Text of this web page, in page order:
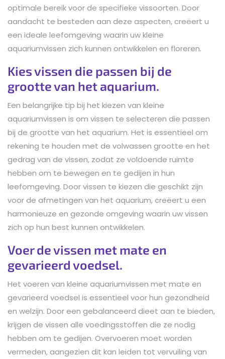
optimale bereik voor de specifieke vissoorten. Door
aandacht te besteden aan deze aspecten, creëert u
een ideale leefomgeving waarin uw kleine
aquariumvissen zich kunnen ontwikkelen en floreren.
Kies vissen die passen bij de
grootte van het aquarium.
Een belangrijke tip bij het kiezen van kleine
aquariumvissen is om vissen te selecteren die passen
bij de grootte van het aquarium. Het is essentieel om
rekening te houden met de volwassen grootte en het
gedrag van de vissen, zodat ze voldoende ruimte
hebben om te bewegen en te gedijen in hun
leefomgeving. Door vissen te kiezen die geschikt zijn
voor de afmetingen van het aquarium, creëert u een
harmonieuze en gezonde omgeving waarin uw vissen
zich op hun best kunnen ontwikkelen.
Voer de vissen met mate en
gevarieerd voedsel.
Het voeren van kleine aquariumvissen met mate en
gevarieerd voedsel is essentieel voor hun gezondheid
en welzijn. Door een gebalanceerd dieet aan te bieden,
krijgen de vissen alle voedingsstoffen die ze nodig
hebben om te gedijen. Overvoeren moet worden
vermeden, aangezien dit kan leiden tot vervuiling van